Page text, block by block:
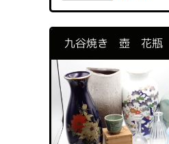
九谷焼き 壺 花瓶